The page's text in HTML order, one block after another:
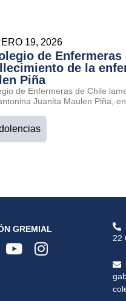
19, 2026
de
de la
Piña
de Enfermeras de Chile
Juanita Maulen Piña,
GREMIAL
22